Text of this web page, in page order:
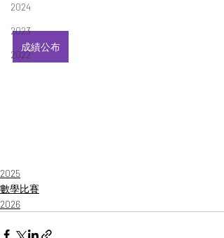
2024
2023
2022
成績公布
2025
數學比賽
2026